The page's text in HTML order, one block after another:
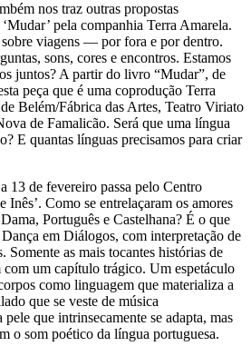
nos traz outras propostas
pela companhia Terra Amarela.
viagens — por fora e por dentro.
sons, cores e encontros. Estamos
juntos? A partir do livro “Mudar”, de
peça que é uma coprodução Terra
Belém/Fábrica das Artes, Teatro Viriato
de Famalicão. Será que uma língua
E quantas línguas precisamos para criar
13 de fevereiro passa pelo Centro
Inês’. Como se entrelaçaram os amores
Português e Castelhana? É o que
em Diálogos, com interpretação de
Somente as mais tocantes histórias de
com um capítulo trágico. Um espetáculo
como linguagem que materializa a
que se veste de música
que intrinsecamente se adapta, mas
o som poético da língua portuguesa.